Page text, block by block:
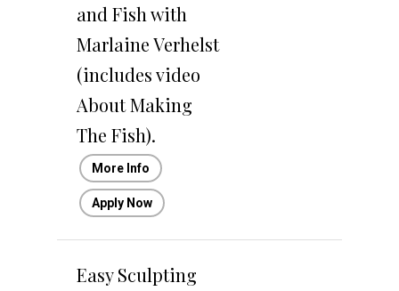
and Fish with
Marlaine Verhelst
(includes video
About Making
The Fish).
More Info
Apply Now
Easy Sculpting